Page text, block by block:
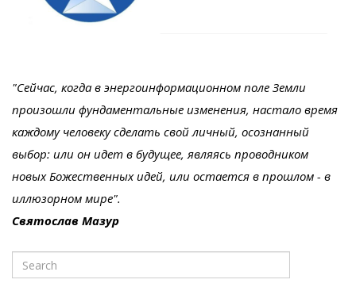
"Сейчас, когда в энергоинформационном поле Земли
произошли фундаментальные изменения, настало время
каждому человеку сделать свой личный, осознанный
выбор: или он идет в будущее, являясь проводником
новых Божественных идей, или остается в прошлом - в
иллюзорном мире".
Святослав Мазур